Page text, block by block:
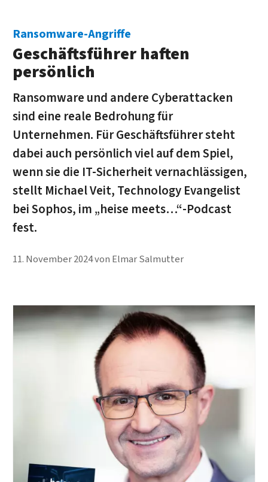
Ransomware-Angriffe
Geschäftsführer haften
persönlich
Ransomware und andere Cyberattacken
sind eine reale Bedrohung für
Unternehmen. Für Geschäftsführer steht
dabei auch persönlich viel auf dem Spiel,
wenn sie die IT-Sicherheit vernachlässigen,
stellt Michael Veit, Technology Evangelist
bei Sophos, im „heise meets…“-Podcast
fest.
11. November 2024von Elmar Salmutter